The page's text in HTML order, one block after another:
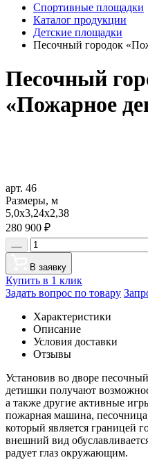
Спортивные площадки
Каталог продукции
Детские площадки
Песочный городок
Песочный
«Пожарное
арт. 46
Размеры, м
5,0х3,24х2,38
280 900 ₽
В заявку
Купить в 1 клик
Задать вопрос по товару
Характеристики
Описание
Условия доставки
Отзывы
Установив во дворе
детишки получают
а также другие активные
пожарная машина,
который является границей
внешний вид
радует глаз окружающим.